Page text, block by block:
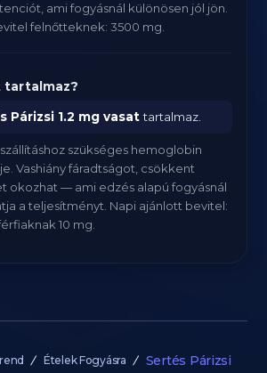
ami fogyásnál különösen jól jön.
felnőtteknek: 3500 mg.
tartalmaz?
Párizsi 1.2 mg vasattartalmaz.
szükséges hemoglobin
Vashiány fáradtságot, csökkent
okozhat — ami edzés alapú fogyásnál
a teljesítményt. Napi ajánlott bevitel:
10 mg.
Ételek Fogyásra Sertés Párizsi